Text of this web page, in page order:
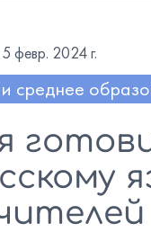
5 февр. 2024 г.
среднее